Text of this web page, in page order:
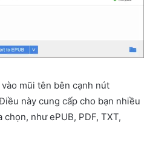
mũi tên bên cạnh nút
này cung cấp cho bạn nhiều
như ePUB, PDF, TXT,